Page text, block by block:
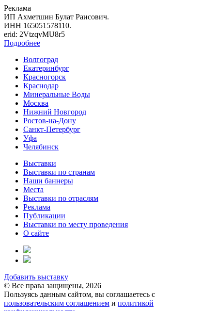
Реклама
ИП Ахметшин Булат Раисович.
ИНН 165051578110.
erid: 2VtzqvMU8r5
Подробнее
Волгоград
Екатеринбург
Красногорск
Краснодар
Минеральные Воды
Москва
Нижний Новгород
Ростов-на-Дону
Санкт-Петербург
Уфа
Челябинск
Выставки
Выставки по странам
Наши баннеры
Места
Выставки по отраслям
Реклама
Публикации
Выставки по месту проведения
О сайте
Добавить выставку
© Все права защищены, 2026
Пользуясь данным сайтом, вы соглашаетесь с
пользовательским соглашением и политикой